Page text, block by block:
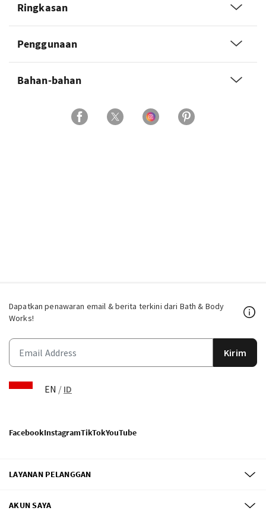
Ringkasan
Penggunaan
Bahan-bahan
Dapatkan penawaran email & berita terkini dari Bath & Body
Works!
Kirim
EN / ID
FacebookInstagramTikTokYouTube
LAYANAN PELANGGAN
AKUN SAYA